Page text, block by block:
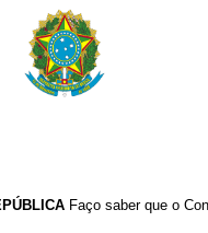
Faço saber que o